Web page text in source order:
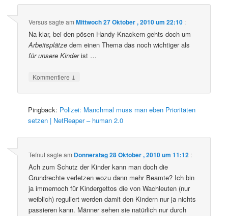
Versussagte amMittwoch 27 Oktober , 2010 um 22:10 :
Na klar, bei den pösen Handy-Knackern gehts doch um
Arbeitsplätze dem einen Thema das noch wichtiger als
für unsere Kinderist …
Kommentiere ↓
Pingback: Polizei: Manchmal muss man eben Prioritäten
setzen | NetReaper – human 2.0
Tefnutsagte am Donnerstag 28 Oktober , 2010 um 11:12 :
Ach zum Schutz der Kinder kann man doch die
Grundrechte verletzen wozu dann mehr Beamte? Ich bin
ja immernoch für Kindergettos die von Wachleuten (nur
weiblich) reguliert werden damit den Kindern nur ja nichts
passieren kann. Männer sehen sie natürlich nur durch